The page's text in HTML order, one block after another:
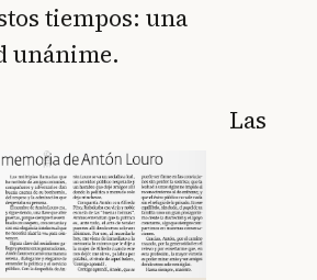
tiempos: una
unánime.
Las